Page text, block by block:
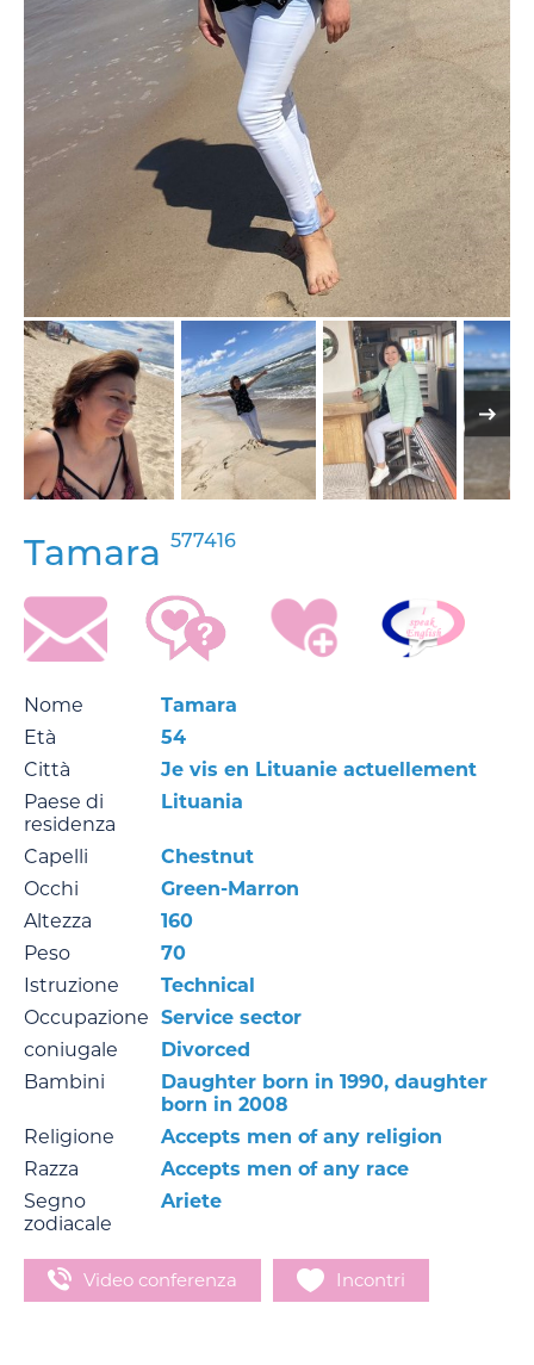
Tamara 577416
Nome
Tamara
Età
54
Città
Je vis en Lituanie actuellement
Paese di
residenza
Lituania
Capelli
Chestnut
Occhi
Green-Marron
Altezza
160
Peso
70
Istruzione
Technical
Occupazione Service sector
coniugale
Divorced
Bambini
Daughter born in 1990, daughter
born in 2008
Religione
Accepts men of any religion
Razza
Accepts men of any race
Segno
zodiacale
Ariete
Video conferenza Incontri